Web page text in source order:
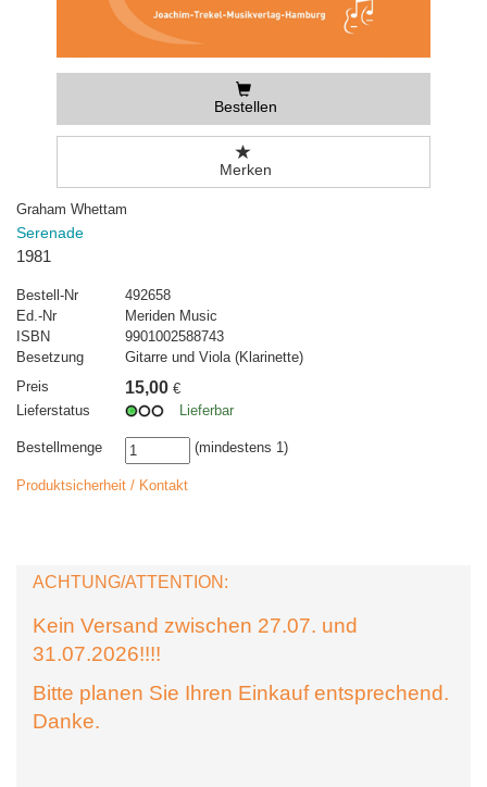
Bestellen
Merken
Graham Whettam
Serenade
1981
Bestell-Nr
492658
Ed.-Nr
Meriden Music
ISBN
9901002588743
Besetzung
Gitarre und Viola (Klarinette)
Preis
15,00 €
Lieferstatus
Lieferbar
Bestellmenge (mindestens 1)
Produktsicherheit / Kontakt
ACHTUNG/ATTENTION:
Kein Versand zwischen 27.07. und
31.07.2026!!!!
Bitte planen Sie Ihren Einkauf entsprechend.
Danke.